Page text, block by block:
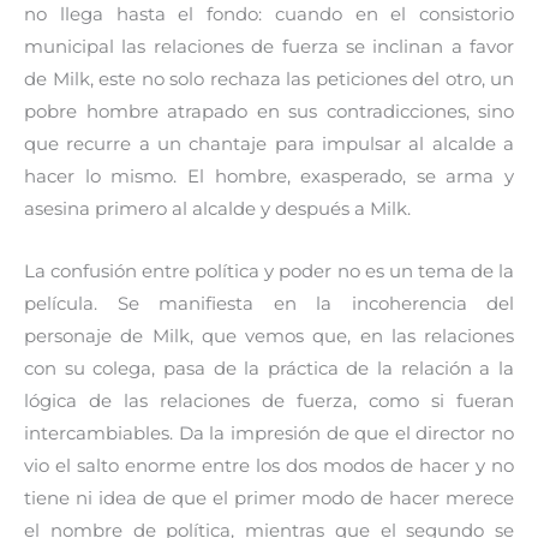
no llega hasta el fondo: cuando en el consistorio
municipal las relaciones de fuerza se inclinan a favor
de Milk, este no solo rechaza las peticiones del otro, un
pobre hombre atrapado en sus contradicciones, sino
que recurre a un chantaje para impulsar al alcalde a
hacer lo mismo. El hombre, exasperado, se arma y
asesina primero al alcalde y después a Milk.
La confusión entre política y poder no es un tema de la
película. Se manifiesta en la incoherencia del
personaje de Milk, que vemos que, en las relaciones
con su colega, pasa de la práctica de la relación a la
lógica de las relaciones de fuerza, como si fueran
intercambiables. Da la impresión de que el director no
vio el salto enorme entre los dos modos de hacer y no
tiene ni idea de que el primer modo de hacer merece
el nombre de política, mientras que el segundo se